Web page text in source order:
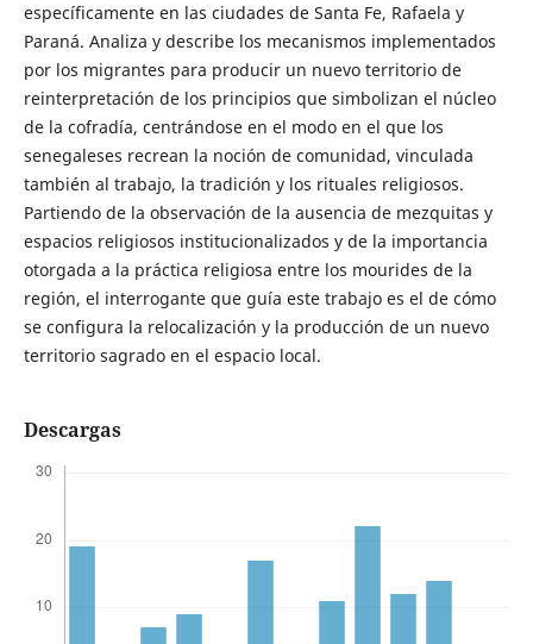
específicamente en las ciudades de Santa Fe, Rafaela y
Paraná. Analiza y describe los mecanismos implementados
por los migrantes para producir un nuevo territorio de
reinterpretación de los principios que simbolizan el núcleo
de la cofradía, centrándose en el modo en el que los
senegaleses recrean la noción de comunidad, vinculada
también al trabajo, la tradición y los rituales religiosos.
Partiendo de la observación de la ausencia de mezquitas y
espacios religiosos institucionalizados y de la importancia
otorgada a la práctica religiosa entre los mourides de la
región, el interrogante que guía este trabajo es el de cómo
se configura la relocalización y la producción de un nuevo
territorio sagrado en el espacio local.
Descargas